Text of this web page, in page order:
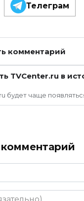
Телеграм
комментарий
TVCenter.ru в
будет чаще